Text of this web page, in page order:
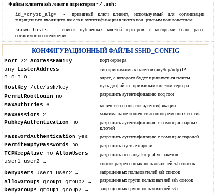
Файлы клиента ssh лежат в директории~/.ssh:
id_<crypt_alg> -приватный ключ клиента, используемый для организации
защищенного входящего канала и аутентификации клиента под целевым пользователем;
known_hosts –список публичных ключей серверов, с которыми было ранее
организовано соединение;
КОНФИГУРАЦИОННЫЙ ФАЙЛЫ SSHD_CONFIG
Port22AddressFamily
any
ListenAddress
0.0.0.0
HostKey/etc/ssh/key
PermitRootLogin
no
MaxAuthTries 6
MaxSessions2
PubkeyAuthentication
no
PasswordAuthentication yes
PermitEmptyPasswords no
TCPKeepAlive no AllowUsers
user1 user2 …
DenyUsers user1 user2 …
AllowGroupsgroup1 group2 …
DenyGroups group1 group2 …
порт сервера
тип принимаемых пакетов (any/tcp/udp) IP-
адрес, с которого будут приниматься пакеты
путь до файла с приватным ключом сервера
разрешить аутентификацию под root
количество попыток аутентификации
максимальное количество одновременных сессий
разрешить аутентификацию с помощью парных
ключей
разрешить аутентификацию с помощью паролей
разрешить пустые пароли
разрешить посылку keep-alive пакетов
cписок разрешенных пользователей ssh cписок
запрещенных пользователей ssh cписок
разрешенных групп пользователей ssh cписок
запрещенных групп пользователей ssh